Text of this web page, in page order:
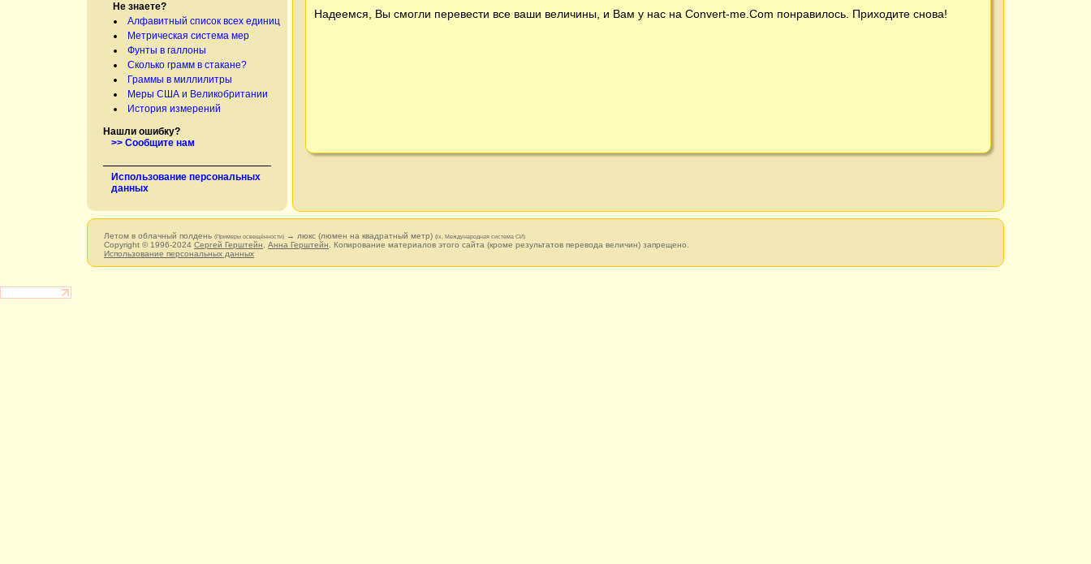
Не знаете?
Алфавитный список всех единиц
Метрическая система мер
Фунты в галлоны
Сколько грамм в стакане?
Граммы в миллилитры
Меры США и Великобритании
История измерений
Нашли ошибку?
>> Сообщите нам
Использование персональных
данных
Надеемся, Вы смогли перевести все ваши величины, и Вам у нас на Convert-me.Com понравилось. Приходите снова!
Летом в облачный полдень (Примеры освещённости) → люкс (люмен на квадратный метр) (lx, Международная система СИ)
Copyright © 1996-2024 Сергей Герштейн Анна Герштейн . Копирование материалов этого сайта (кроме результатов перевода величин) запрещено.
Использование персональных данных